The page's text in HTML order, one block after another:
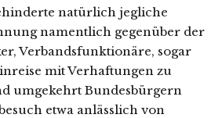
natürlich jegliche
namentlich gegenüber der
Verbandsfunktionäre, sogar
mit Verhaftungen zu
umgekehrt Bundesbürgern
etwa anlässlich von